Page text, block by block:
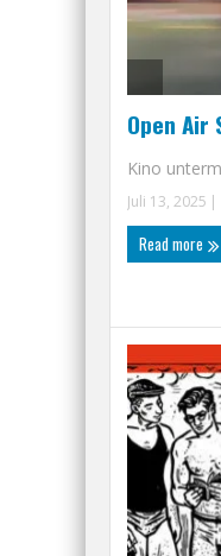
Open Air
Kino
Juli 13, 2025 |
Read more